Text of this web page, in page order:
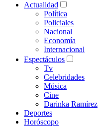
Actualidad
Política
Policiales
Nacional
Economía
Internacional
Espectáculos
Tv
Celebridades
Música
Cine
Darinka Ramírez
Deportes
Horóscopo